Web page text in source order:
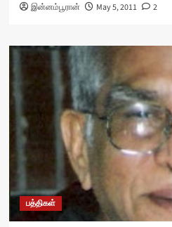
இன்னம்பூரான் May 5, 2011 2
பத்திகள்